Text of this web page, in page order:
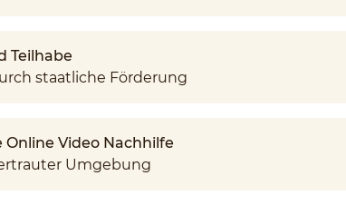
Teilhabe
staatliche Förderung
Online Video Nachhilfe
Umgebung